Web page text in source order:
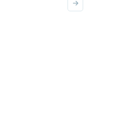
waren zeer